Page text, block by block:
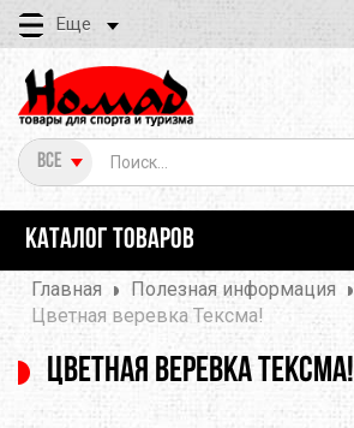
Еще
Все
КАТАЛОГ ТОВАРОВ
Главная Полезная информация
Цветная веревка Teксма!
Цветная веревка Teксма!